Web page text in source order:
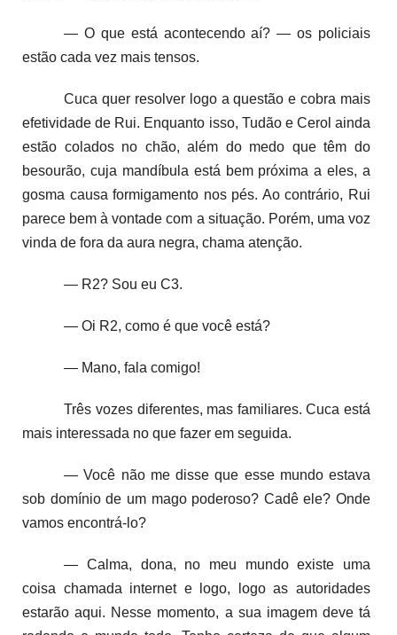
— O que está acontecendo aí? — os policiais
estão cada vez mais tensos.
Cuca quer resolver logo a questão e cobra mais
efetividade de Rui. Enquanto isso, Tudão e Cerol ainda
estão colados no chão, além do medo que têm do
besourão, cuja mandíbula está bem próxima a eles, a
gosma causa formigamento nos pés. Ao contrário, Rui
parece bem à vontade com a situação. Porém, uma voz
vinda de fora da aura negra, chama atenção.
— R2? Sou eu C3.
— Oi R2, como é que você está?
— Mano, fala comigo!
Três vozes diferentes, mas familiares. Cuca está
mais interessada no que fazer em seguida.
— Você não me disse que esse mundo estava
sob domínio de um mago poderoso? Cadê ele? Onde
vamos encontrá-lo?
— Calma, dona, no meu mundo existe uma
coisa chamada internet e logo, logo as autoridades
estarão aqui. Nesse momento, a sua imagem deve tá